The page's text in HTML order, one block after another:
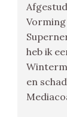
heb ik
en